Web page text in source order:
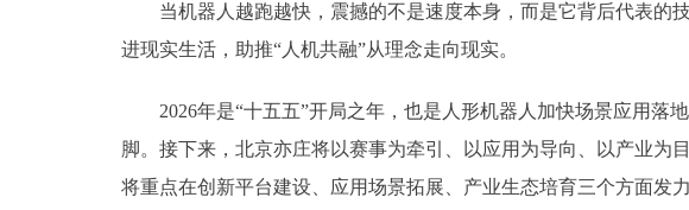
当机器人越跑越快，震撼的不是速度本身，而是它背后代表的
进现实生活，助推“人机共融”从理念走向现实。
2026年是“十五五”开局之年，也是人形机器人加快场景应用落
脚。接下来，北京亦庄将以赛事为牵引、以应用为导向、以产业
将重点在创新平台建设、应用场景拓展、产业生态培育三个方面发